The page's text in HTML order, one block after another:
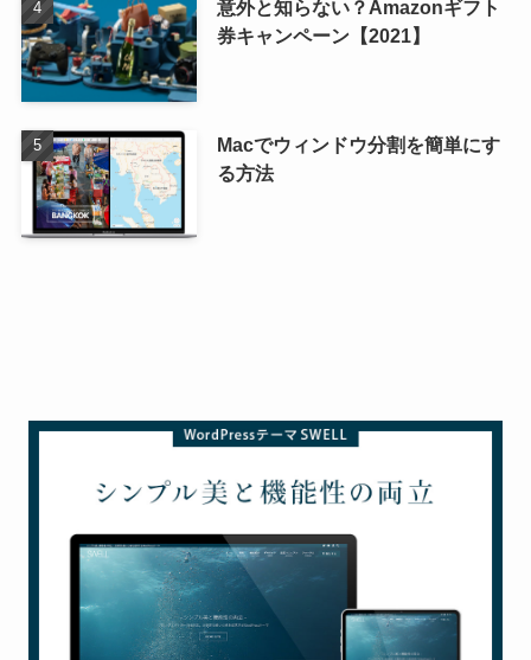
意外と知らない？Amazonギフト
券キャンペーン【2021】
Macでウィンドウ分割を簡単にす
る方法